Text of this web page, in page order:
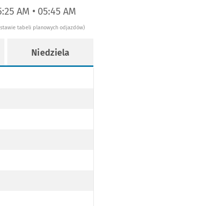
AM • 05:45 AM
tabeli planowych odjazdów)
Niedziela
(DO PRZYST. SZKOCKA PO TRASIE)